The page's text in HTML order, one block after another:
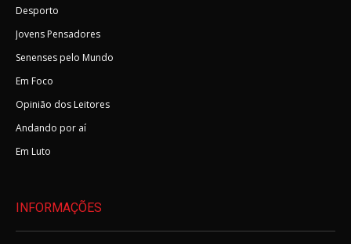
Desporto
Jovens Pensadores
Senenses pelo Mundo
Em Foco
Opinião dos Leitores
Andando por aí
Em Luto
INFORMAÇÕES